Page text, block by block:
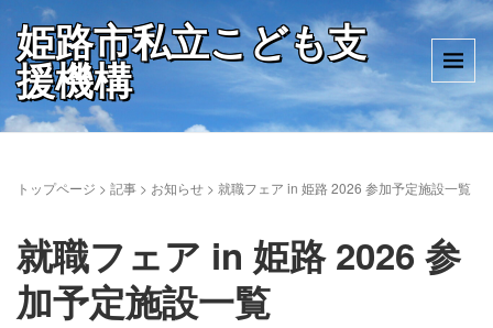
姫路市私立こども支
援機構
トップページ > 記事 > お知らせ > 就職フェア in 姫路 2026 参加予定施設一覧
就職フェア in 姫路 2026 参
加予定施設一覧